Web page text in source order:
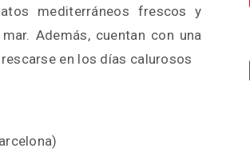
mediterráneos frescos y
Además, cuentan con una
en los días calurosos